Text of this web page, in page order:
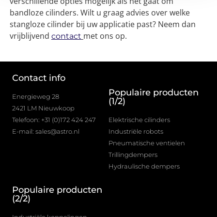
bandloze cilinders. Wilt u graag advies over welke
stangloze cilinder bij uw applicatie past? Neem dan
vrijblijvend contact met ons op.
Contact info
Energieweg 28
2421 LM Nieuwkoop
Telefoon: +31 (0)172 424 247
E-mail: sales@astro.nl
Populaire producten
(1/2)
Elektrische cilinders
Industriële robots
Pneumatische ventielen
Trillingdempers
Hydraulische dempers
Populaire producten
(2/2)